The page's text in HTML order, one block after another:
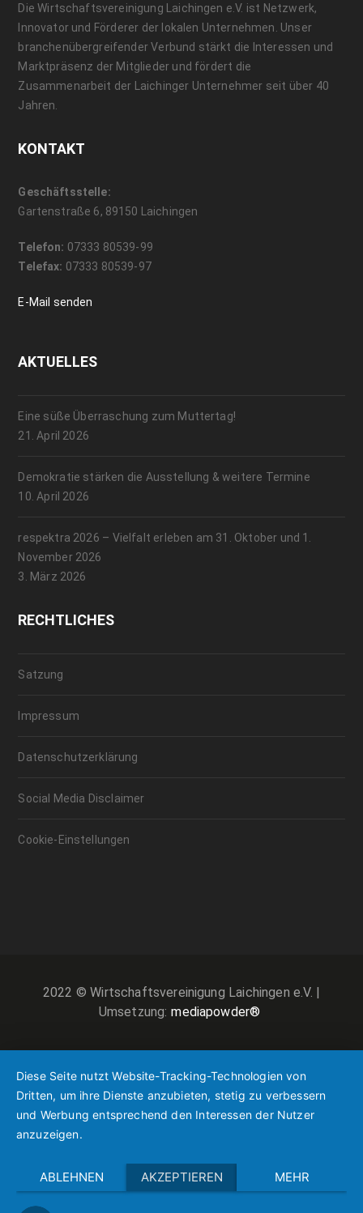
Die Wirtschaftsvereinigung Laichingen e.V. ist Netzwerk,
Innovator und Förderer der lokalen Unternehmen. Unser
branchenübergreifender Verbund stärkt die Interessen und
Marktpräsenz der Mitglieder und fördert die
Zusammenarbeit der Laichinger Unternehmer seit über 40
Jahren.
KONTAKT
Geschäftsstelle:
Gartenstraße 6, 89150 Laichingen
Telefon: 07333 80539-99
Telefax: 07333 80539-97
E-Mail senden
AKTUELLES
Eine süße Überraschung zum Muttertag!
21. April 2026
Demokratie stärken die Ausstellung & weitere Termine
10. April 2026
respektra 2026 – Vielfalt erleben am 31. Oktober und 1.
November 2026
3. März 2026
RECHTLICHES
Satzung
Impressum
Datenschutzerklärung
Social Media Disclaimer
Cookie-Einstellungen
2022 © Wirtschaftsvereinigung Laichingen e.V. |
Umsetzung: mediapowder®
Diese Seite nutzt Website-Tracking-Technologien von
Dritten, um ihre Dienste anzubieten, stetig zu verbessern
und Werbung entsprechend den Interessen der Nutzer
anzuzeigen.
ABLEHNEN AKZEPTIEREN MEHR